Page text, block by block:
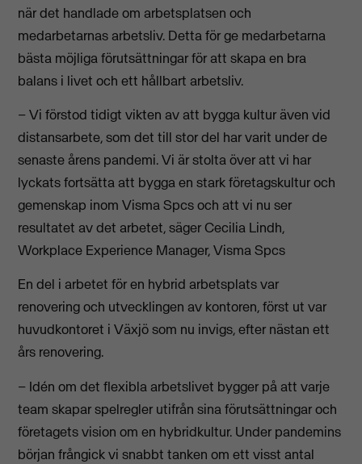
när det handlade om arbetsplatsen och
medarbetarnas arbetsliv. Detta för ge medarbetarna
bästa möjliga förutsättningar för att skapa en bra
balans i livet och ett hållbart arbetsliv.
– Vi förstod tidigt vikten av att bygga kultur även vid
distansarbete, som det till stor del har varit under de
senaste årens pandemi. Vi är stolta över att vi har
lyckats fortsätta att bygga en stark företagskultur och
gemenskap inom Visma Spcs och att vi nu ser
resultatet av det arbetet, säger Cecilia Lindh,
Workplace Experience Manager, Visma Spcs
En del i arbetet för en hybrid arbetsplats var
renovering och utvecklingen av kontoren, först ut var
huvudkontoret i Växjö som nu invigs, efter nästan ett
års renovering.
– Idén om det flexibla arbetslivet bygger på att varje
team skapar spelregler utifrån sina förutsättningar och
företagets vision om en hybridkultur. Under pandemins
början frångick vi snabbt tanken om ett visst antal